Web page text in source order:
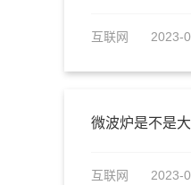
互联网 2023-
微波炉是不是
互联网 2023-